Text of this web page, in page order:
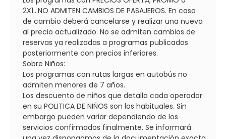
2X1...NO ADMITEN CAMBIOS DE PASAJEROS. En caso
de cambio deberá cancelarse y realizar una nueva
al precio actualizado. No se admiten cambios de
reservas ya realizadas a programas publicados
posteriormente con precios inferiores.
Sobre Niños:
Los programas con rutas largas en autobús no
admiten menores de 7 años.
Los descuento de niños que detalla cada operador
en su POLITICA DE NIÑOS son los habituales. Sin
embargo pueden variar dependiendo de los
servicios confirmados finalmente. Se informará